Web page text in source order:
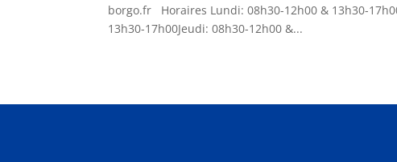
borgo.fr Horaires Lundi: 08h30-12h00 & 13h30-
13h30-17h00Jeudi: 08h30-12h00 &...